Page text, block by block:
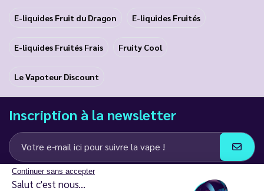
Continuer sans accepter
Salut c'est nous...
E-liquides Fruit du Dragon E-liquides Fruités
E-liquides Fruités Frais Fruity Cool
Le Vapoteur Discount
Inscription à la newsletter
J’accepte de recevoir des communications e-mail et SMS de la part de
LD Groupe